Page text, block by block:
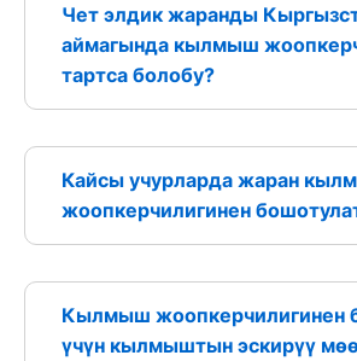
Чет элдик жаранды
аймагында кылмыш
тартса болобу?
Кайсы учурларда жаран
жоопкерчилигинен
Кылмыш жоопкерчилигинен
үчүн кылмыштын эскирүү